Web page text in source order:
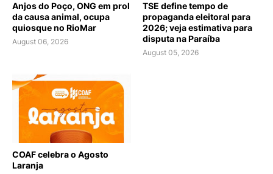
Anjos do Poço, ONG em prol
da causa animal, ocupa
quiosque no RioMar
August 06, 2026
TSE define tempo de
propaganda eleitoral para
2026; veja estimativa para
disputa na Paraíba
August 05, 2026
COAF celebra o Agosto
Laranja